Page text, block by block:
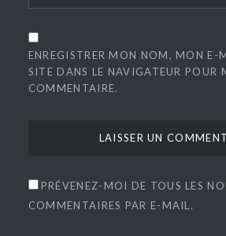
ENREGISTRER MON NOM, MON E-
SITE DANS LE NAVIGATEUR POUR
COMMENTAIRE.
PRÉVENEZ-MOI DE TOUS LES
COMMENTAIRES PAR E-MAIL.